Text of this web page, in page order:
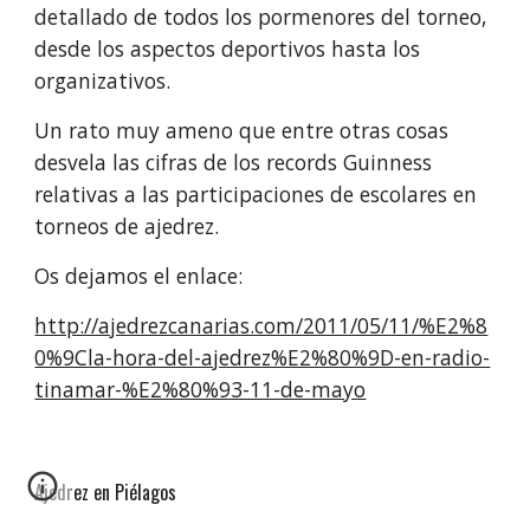
detallado de todos los pormenores del torneo,
desde los aspectos deportivos hasta los
organizativos.
Un rato muy ameno que entre otras cosas
desvela las cifras de los records Guinness
relativas a las participaciones de escolares en
torneos de ajedrez.
Os dejamos el enlace:
http://ajedrezcanarias.com/2011/05/11/%E2%8
0%9Cla-hora-del-ajedrez%E2%80%9D-en-radio-
tinamar-%E2%80%93-11-de-mayo
Ajedrez en Piélagos